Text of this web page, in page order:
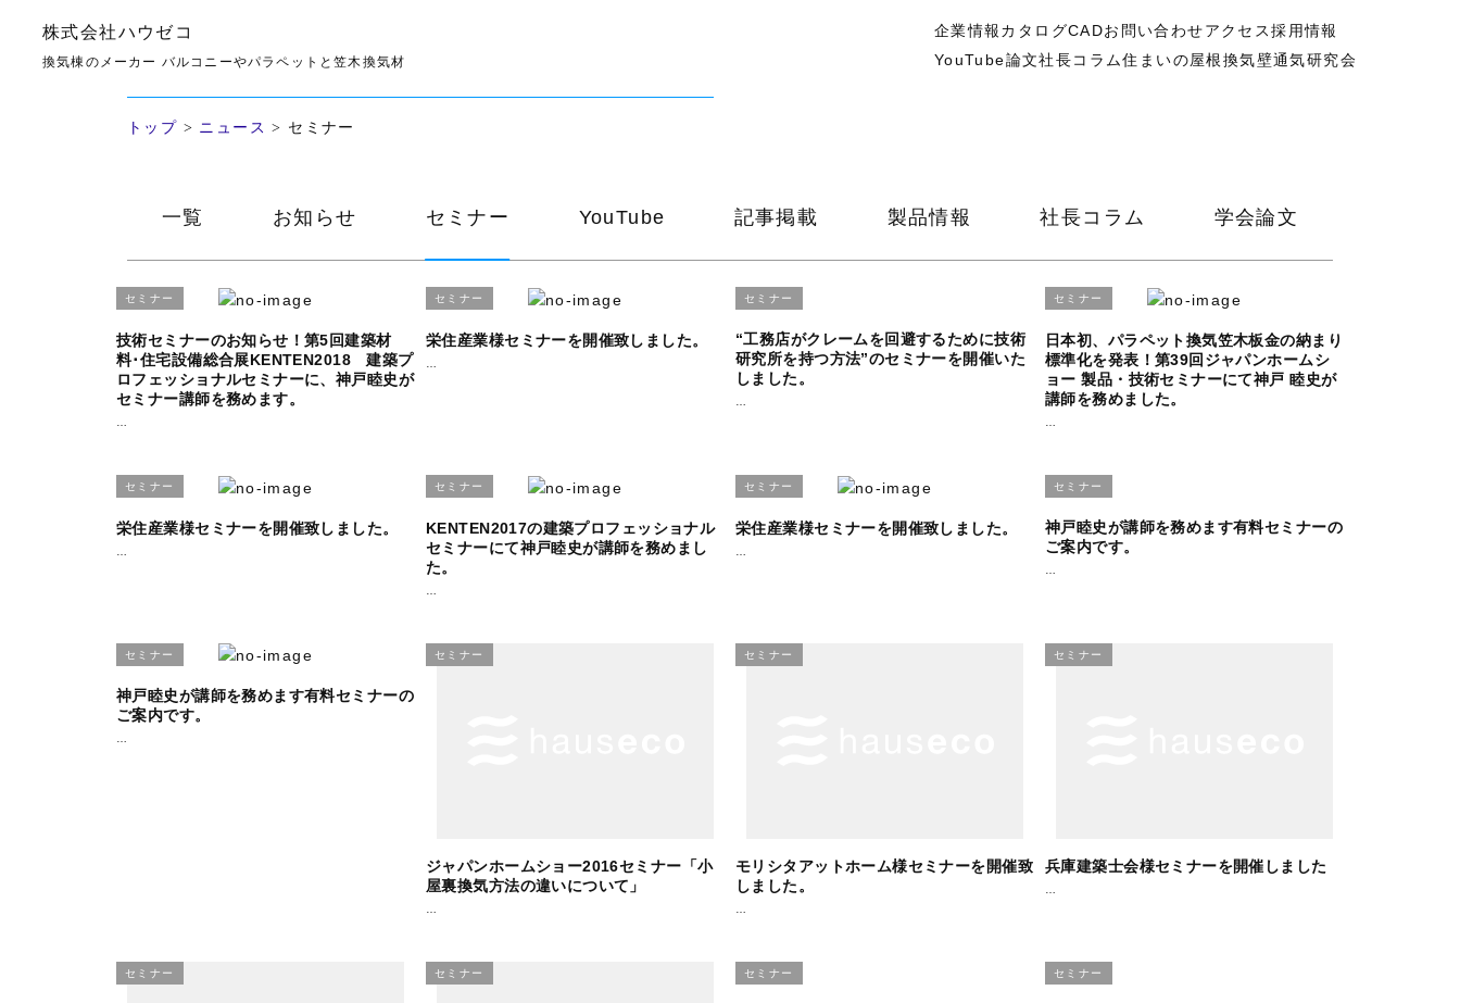
株式会社ハウゼコ
換気棟のメーカー バルコニーやパラペットと笠木換気材
企業情報カタログCADお問い合わせアクセス採用情報
YouTube論文社長コラム住まいの屋根換気壁通気研究会
セミナー
トップ > ニュース > セミナー
一覧 お知らせ セミナー YouTube 記事掲載 製品情報 社長コラム 学会論文
セミナー
技術セミナーのお知らせ！第5回建築材
料･住宅設備総合展KENTEN2018 建築プ
ロフェッショナルセミナーに、神戸睦史が
セミナー講師を務めます。
セミナー
栄住産業様セミナーを開催致しました。
セミナー
“工務店がクレームを回避するために技術
研究所を持つ方法”のセミナーを開催いた
しました。
セミナー
日本初、パラペット換気笠木板金の納まり
標準化を発表！第39回ジャパンホームシ
ョー 製品・技術セミナーにて神戸 睦史が
講師を務めました。
セミナー
栄住産業様セミナーを開催致しました。
セミナー
KENTEN2017の建築プロフェッショナル
セミナーにて神戸睦史が講師を務めまし
た。
セミナー
栄住産業様セミナーを開催致しました。
セミナー
神戸睦史が講師を務めます有料セミナーの
ご案内です。
セミナー
神戸睦史が講師を務めます有料セミナーの
ご案内です。
…
セミナー
ジャパンホームショー2016セミナー「小
屋裏換気方法の違いについて」
セミナー
モリシタアットホーム様セミナーを開催致
しました。
セミナー
兵庫建築士会様セミナーを開催しました
セミナー セミナー セミナー セミナー